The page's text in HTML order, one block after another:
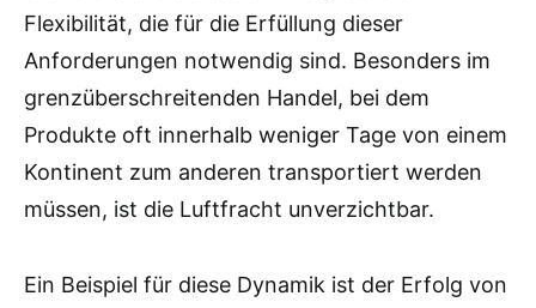
Flexibilität, die für die Erfüllung dieser
Anforderungen notwendig sind. Besonders im
grenzüberschreitenden Handel, bei dem
Produkte oft innerhalb weniger Tage von einem
Kontinent zum anderen transportiert werden
müssen, ist die Luftfracht unverzichtbar.
Ein Beispiel für diese Dynamik ist der Erfolg von